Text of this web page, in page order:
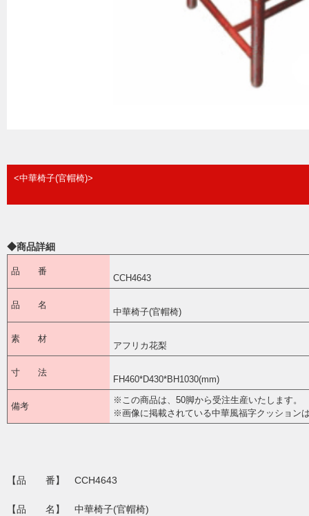
<中華椅子(官帽椅)>
◆商品詳細
品 番
CCH4643
品 名
中華椅子(官帽椅)
素 材
アフリカ花梨
寸 法
FH460*D430*BH1030(mm)
備考
※この商品は、50脚から受注生産いたします。
※画像に掲載されている中華風福字クッション
【品 番】 CCH4643
【品 名】 中華椅子(官帽椅)